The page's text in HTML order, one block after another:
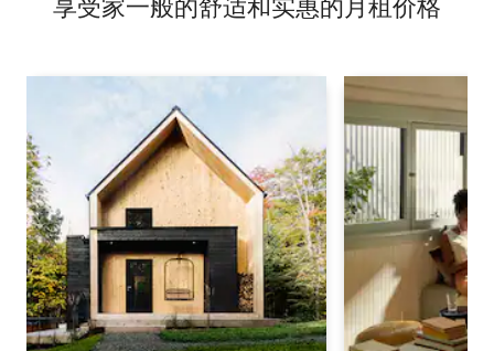
享受家一般的舒适和实惠的月租价格